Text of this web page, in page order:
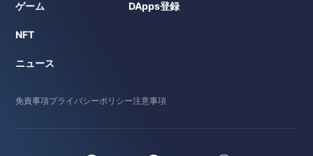
ゲーム
NFT
ニュース
DApps登録
免責事項プライバシーポリシー注意事項